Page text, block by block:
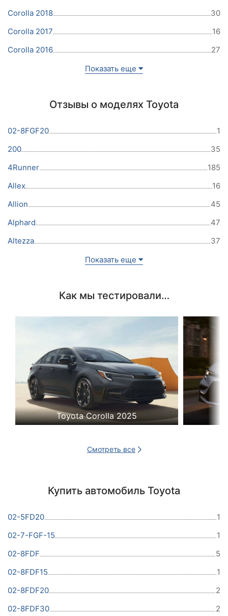
Corolla 2018
30
Corolla 2017
16
Corolla 2016
27
Показать еще
Отзывы о моделях Toyota
02-8FGF20
1
200
35
4Runner
185
Allex
16
Allion
45
Alphard
47
Altezza
37
Показать еще
Как мы тестировали…
Toyota Corolla 2025
Смотреть все
Купить автомобиль Toyota
02-5FD20
1
02-7-FGF-15
1
02-8FDF
5
02-8FDF15
1
02-8FDF20
2
02-8FDF30
2